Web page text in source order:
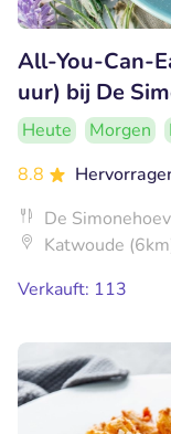
All-You-Can-
uur) bij De
Heute Morgen
8.8
De
Katwoude
Verkauft: 113